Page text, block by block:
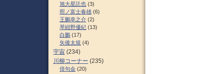
旭大星託也 (3)
照ノ富士春雄 (6)
王鵬幸之介 (2)
琴紺野優紀 (13)
白鵬 (17)
矢後太規 (4)
宇宙 (234)
川柳コーナー (235)
俳句会 (20)